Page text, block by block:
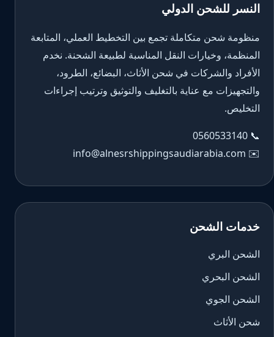
النسر للشحن الدولي
منظومة شحن متكاملة تجمع بين التخطيط العملي، المتابعة
المنظمة، وخيارات النقل المناسبة لطبيعة الشحنة. نخدم
الأفراد والشركات في شحن الأثاث، البضائع، الطرود،
والتجهيزات مع عناية بالتغليف والتوثيق وترتيب إجراءات
التخليص.
📞
0560533140
✉️
info@alnesrshippingsaudiarabia.com
خدمات الشحن
الشحن البري
الشحن البحري
الشحن الجوي
شحن الأثاث